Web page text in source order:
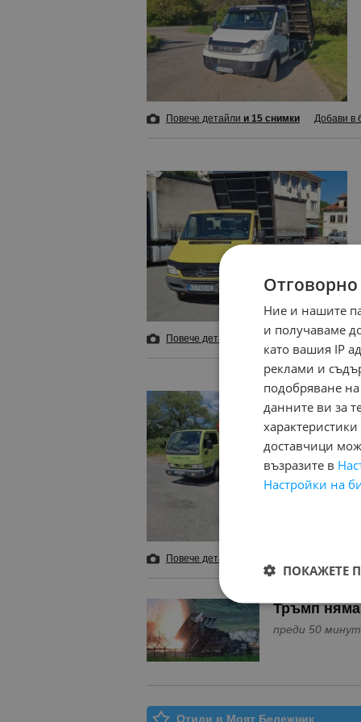
Повече детайли и 15 снимки Добави в
Повече детайли и 15 снимки Добави в
Повече детайли
Тръмп няма
преди 50
Отиди в Моят Бележник
Ние и нашите
и получаваме
като вашия IP
реклами и
подобряване на
данните ви за
доставчици
възразите в
Настройки на
ПОКАЖЕТЕ